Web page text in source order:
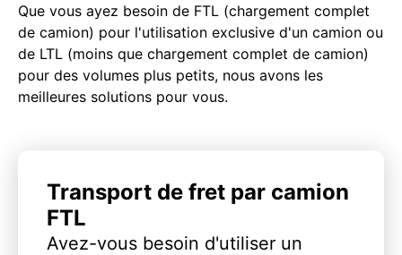
Que vous ayez besoin de FTL (chargement complet
de camion) pour l'utilisation exclusive d'un camion ou
de LTL (moins que chargement complet de camion)
pour des volumes plus petits, nous avons les
meilleures solutions pour vous.
Transport de fret par camion
FTL
Avez-vous besoin d'utiliser un